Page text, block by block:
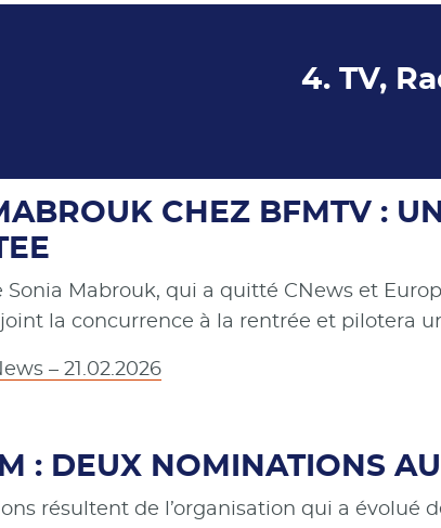
4. TV,
CHEZ BFMTV :
Sonia Mabrouk, qui a quitté CNews et
la concurrence à la rentrée et pilotera
– 21.02.2026
: DEUX NOMINATIONS
résultent de l’organisation qui a évolué